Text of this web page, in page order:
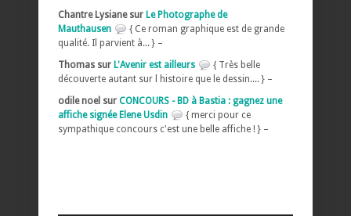
Chantre Lysiane sur Le Photographe de
Mauthausen
{ Ce roman graphique est de grande
qualité. Il parvient à... } –
Thomas sur L'Avenir est ailleurs
{ Très belle
découverte autant sur l histoire que le dessin.... } –
odile noel sur CONCOURS - BD à Bastia : gagnez une
affiche signée Elene Usdin
{ merci pour ce
sympathique concours c'est une belle affiche ! } –